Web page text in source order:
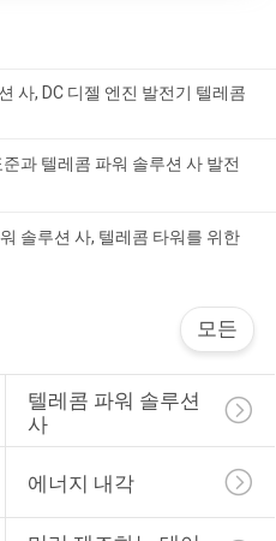
사, DC 디젤 엔진 발전기 텔레콤
과 텔레콤 파워 솔루션 사 발전
솔루션 사, 텔레콤 타워를 위한
모든
텔레콤 파워 솔루션
사
에너지 내각